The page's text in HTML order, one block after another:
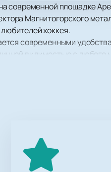
современной площадке
Магнитогорского
хоккея.
современными
видимостью с любого
и безопасным.
побороться за звание
билеты на нашем сайте
условиях Арены-